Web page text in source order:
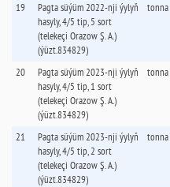
19
Pagta süýüm 2022-nji ýylyň
hasyly, 4/5 tip, 5 sort
(telekeçi Orazow Ş. А.)
(ýüzt.834829)
tonna
20
Pagta süýüm 2023-nji ýylyň
hasyly, 4/5 tip, 1 sort
(telekeçi Orazow Ş. А.)
(ýüzt.834829)
tonna
21
Pagta süýüm 2023-nji ýylyň
hasyly, 4/5 tip, 2 sort
(telekeçi Orazow Ş. А.)
(ýüzt.834829)
tonna